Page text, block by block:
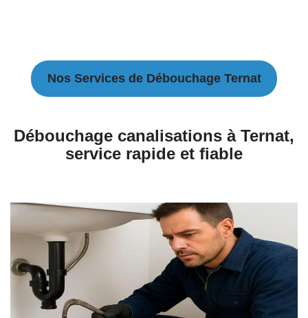
Nos Services de Débouchage Ternat
Débouchage canalisations à Ternat,
service rapide et fiable